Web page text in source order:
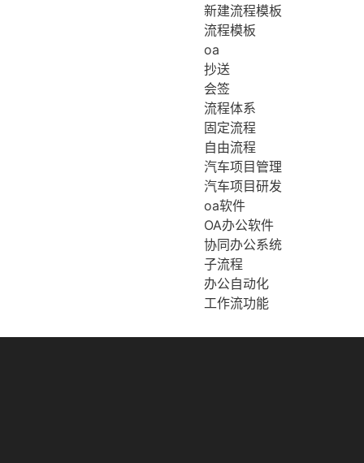
新建流程模板
流程模板
oa
抄送
会签
流程体系
固定流程
自由流程
汽车项目管理
汽车项目研发
oa软件
OA办公软件
协同办公系统
子流程
办公自动化
工作流功能